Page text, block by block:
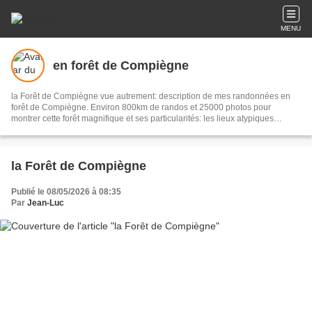
MENU
en forêt de Compiègne
la Forêt de Compiègne vue autrement: description de mes randonnées en
forêt de Compiègne. Environ 800km de randos et 25000 photos pour
montrer cette forêt magnifique et ses particularités: les lieux atypiques
carrefours nommés, plus de 100 routes forestières, les étangs, les Rus, des
la Forêt de Compiègne
Publié le 08/05/2026 à 08:35
Par Jean-Luc